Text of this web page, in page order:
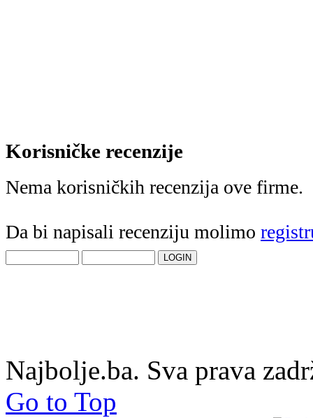
Korisničke recenzije
Nema korisničkih recenzija ove firme.
Da bi napisali recenziju molimo
Najbolje.ba. Sva prava
Go to Top